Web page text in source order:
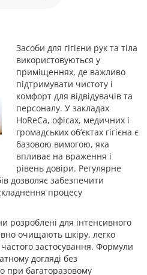
Засоби для гігієни рук та тіла
використовуються у
приміщеннях, де важливо
підтримувати чистоту і
комфорт для відвідувачів та
персоналу. У закладах
HoReCa, офісах, медичних і
громадських об’єктах гігієна є
базовою вимогою, яка
впливає на враження і
рівень довіри. Регулярне
дозволяє забезпечити
процесу
розроблені для інтенсивного
очищають шкіру, легко
застосування. Формули
догляді без
при багаторазовому